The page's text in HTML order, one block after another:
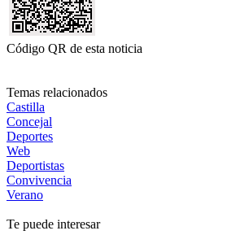
Código QR de esta noticia
Temas relacionados
Castilla
Concejal
Deportes
Web
Deportistas
Convivencia
Verano
Te puede interesar